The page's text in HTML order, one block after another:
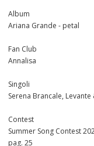
Album
Ariana Grande - petal
Fan Club
Annalisa
Singoli
Serena Brancale,
Contest
Summer Song Contest
pag. 25